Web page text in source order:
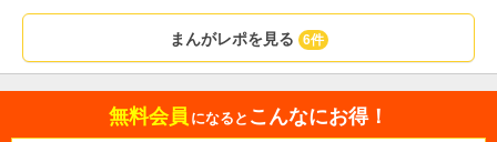
まんがレポを見る 6件
無料会員 になると こんなにお得！